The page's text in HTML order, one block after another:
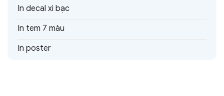
In decal xi bạc
In tem 7 màu
In poster